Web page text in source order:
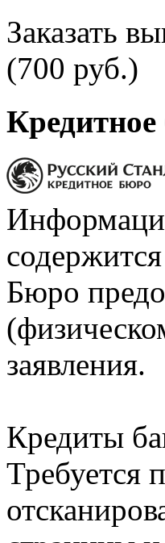
Заказать
(700 руб.)
Бюро
заявления.
Кредиты
Требуется